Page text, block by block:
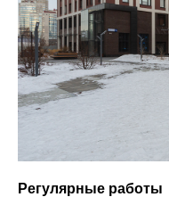
Регулярные работы